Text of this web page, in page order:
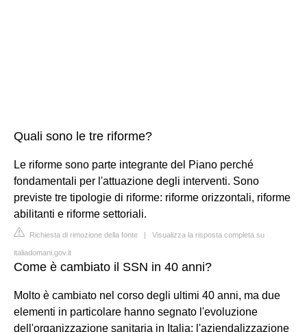
Quali sono le tre riforme?
Le riforme sono parte integrante del Piano perché
fondamentali per l'attuazione degli interventi. Sono
previste tre tipologie di riforme: riforme orizzontali, riforme
abilitanti e riforme settoriali.
Richiesta di rimozione della fonte | Visualizza la risposta completa su
italiadomani.gov.it
Come è cambiato il SSN in 40 anni?
Molto è cambiato nel corso degli ultimi 40 anni, ma due
elementi in particolare hanno segnato l'evoluzione
dell'organizzazione sanitaria in Italia: l'aziendalizzazione